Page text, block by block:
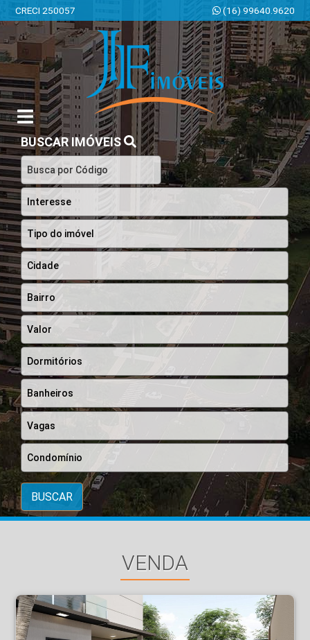
CRECI 250057 (16) 99640.9620
JF Imóveis | Imobiliária em Ribeirão Preto | SP
BUSCAR IMÓVEIS
BUSCAR
VENDA